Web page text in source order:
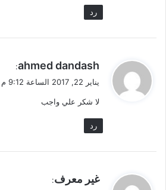
رد
ي
ل
ahmed dandash
:
يناير 22, 2017 الساعة 9:12 م
لا شكر علي واجب
رد
ي
غير معرف: